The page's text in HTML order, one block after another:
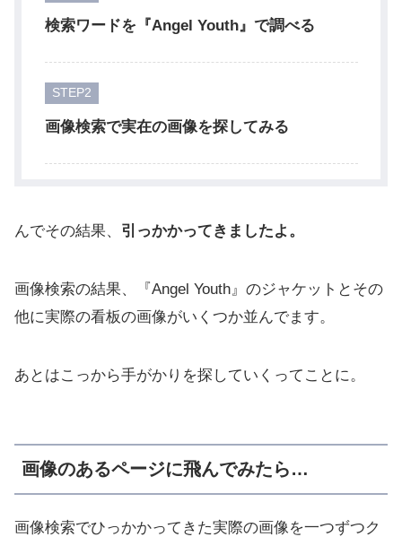
検索ワードを『Angel Youth』で調べる
STEP
画像検索で実在の画像を探してみる
んでその結果、 引っかかってきましたよ。
画像検索の結果、『Angel Youth』のジャケットとその
他に実際の看板の画像がいくつか並んでます。
あとはこっから手がかりを探していくってことに。
画像のあるページに飛んでみたら…
画像検索でひっかかってきた実際の画像を一つずつク